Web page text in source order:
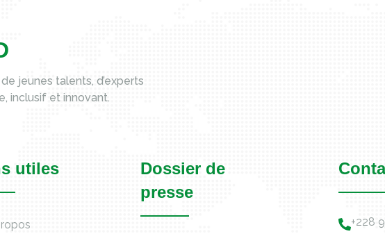
jeunes talents, d’experts
inclusif et innovant.
utiles
Dossier de
presse
+228